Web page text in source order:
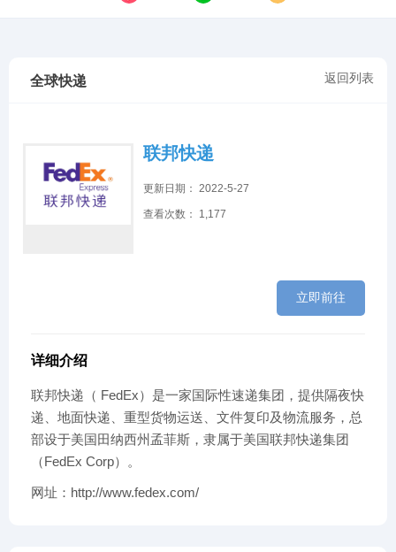
返回列表
全球快递
联邦快递
更新日期： 2022-5-27
查看次数： 1,177
立即前往
详细介绍
联邦快递（ FedEx）是一家国际性速递集团，提供隔夜快
递、地面快递、重型货物运送、文件复印及物流服务，总
部设于美国田纳西州孟菲斯，隶属于美国联邦快递集团
（FedEx Corp）。
网址：http://www.fedex.com/